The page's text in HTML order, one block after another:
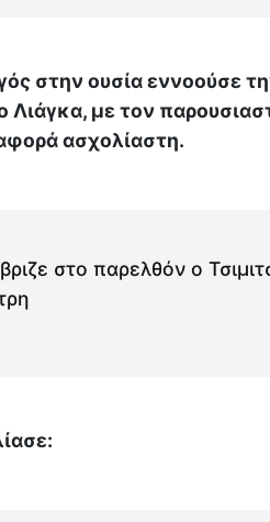
στην ουσία εννοούσε
Λιάγκα, με τον
ασχολίαστη.
στο παρελθόν ο